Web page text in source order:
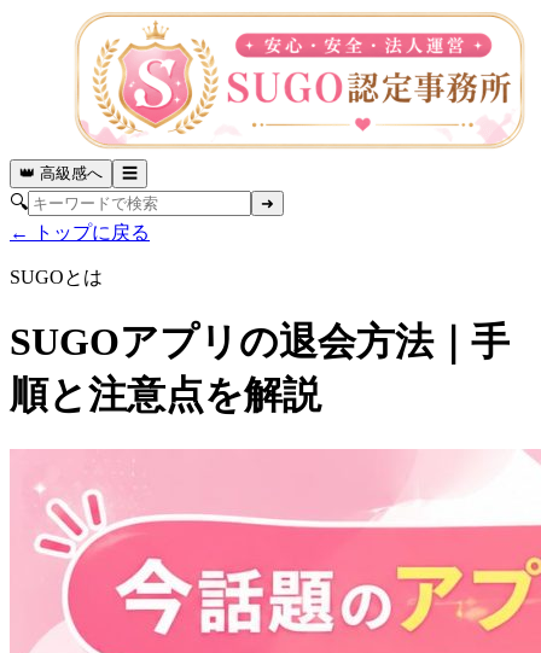
👑 高級感へ ☰
🔍 ➜
← トップに戻る
SUGOとは
SUGOアプリの退会方法｜手
順と注意点を解説